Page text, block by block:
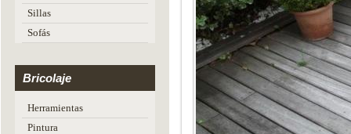
Sillas
Sofás
Bricolaje
Herramientas
Pintura